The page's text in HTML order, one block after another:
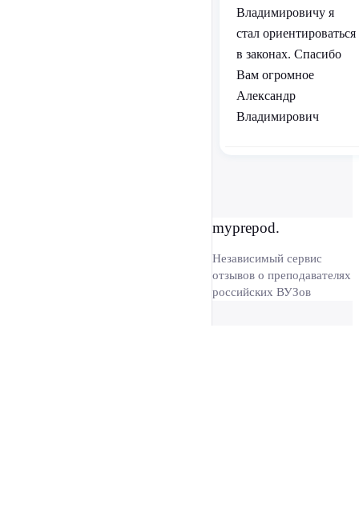
Владимировичу я
стал ориентироваться
в законах. Спасибо
Вам огромное
Александр
Владимирович
myprepod.
Независимый сервис
отзывов о преподавателях
российских ВУЗов